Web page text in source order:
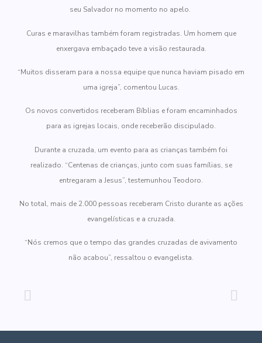
seu Salvador no momento no apelo.
Curas e maravilhas também foram registradas. Um homem que
enxergava embaçado teve a visão restaurada.
“Muitos disseram para a nossa equipe que nunca haviam pisado em
uma igreja”, comentou Lucas.
Os novos convertidos receberam Bíblias e foram encaminhados
para as igrejas locais, onde receberão discipulado.
Durante a cruzada, um evento para as crianças também foi
realizado. “Centenas de crianças, junto com suas famílias, se
entregaram a Jesus”, testemunhou Teodoro.
No total, mais de 2.000 pessoas receberam Cristo durante as ações
evangelísticas e a cruzada.
“Nós cremos que o tempo das grandes cruzadas de avivamento
não acabou”, ressaltou o evangelista.